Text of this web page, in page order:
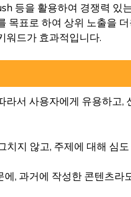
등을 활용하여 경쟁력 있
목표로 하여 상위 노출을
워드가 효과적입니다.
서 사용자에게 유용하고
치지 않고, 주제에 대해 심
, 과거에 작성한 콘텐츠